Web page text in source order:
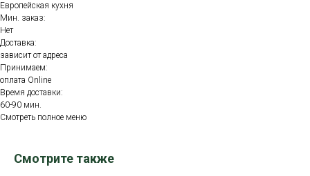
Европейская кухня
Мин. заказ:
Нет
Доставка:
зависит от адреса
Принимаем:
оплата Online
Время доставки:
60-90 мин.
Смотреть полное меню
Смотрите также